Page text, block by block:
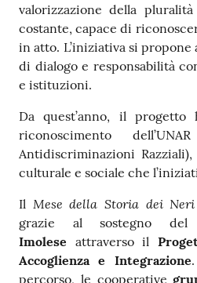
valorizzazione della
costante, capace di
in atto. L’iniziativa si propone
di dialogo e responsabilità
e istituzioni.
Da quest’anno, il
riconoscimento
Antidiscriminazioni
culturale e sociale che
Il Mese della Storia dei Neri
grazie al sostegno
Imolese attraverso il
Accoglienza e Integrazione
percorso, le cooperative